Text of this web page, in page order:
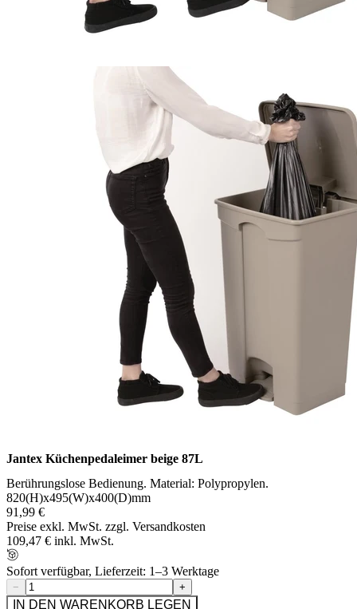
Jantex Küchenpedaleimer beige 87L
Berührungslose Bedienung. Material: Polypropylen.
820(H)x495(W)x400(D)mm
91,99 €
Preise exkl. MwSt. zzgl. Versandkosten
109,47 € inkl. MwSt.
Sofort verfügbar, Lieferzeit: 1–3 Werktage
− +
IN DEN WARENKORB LEGEN